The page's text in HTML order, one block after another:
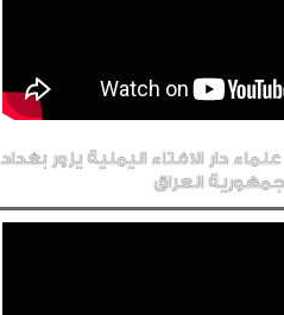
دار الافتاء اليمنية يزور بغداد
العراق